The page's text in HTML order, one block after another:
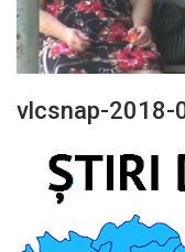
vlcsnap-2018-